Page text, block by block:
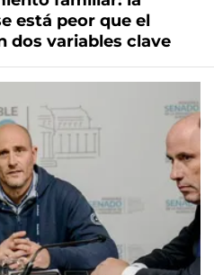
está peor que el
dos variables clave